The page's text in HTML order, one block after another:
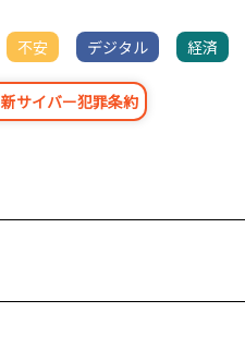
不安 デジタル 経済
新サイバー犯罪条約